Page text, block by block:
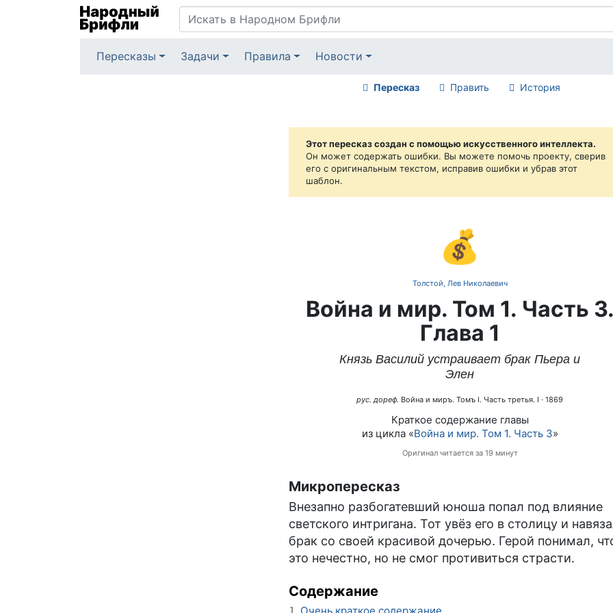
Пересказы Задачи Правила Новости
Пересказ Править История
Этот пересказ создан с помощью искусственного интеллекта.
Он может содержать ошибки. Вы можете помочь проекту, сверив
его с оригинальным текстом, исправив ошибки и убрав этот
шаблон.
💰
Толстой, Лев Николаевич
Война и мир. Том 1. Часть 3.
Глава 1
Князь Василий устраивает брак Пьера и
Элен
рус. дореф. Война и миръ. Томъ I. Часть третья. I · 1869
Краткое содержание главы
из цикла «Война и мир. Том 1. Часть 3»
Оригинал читается за 19 минут
Микропересказ
Внезапно разбогатевший юноша попал под влияние
светского интригана. Тот увёз его в столицу и
брак со своей красивой дочерью. Герой понимал,
это нечестно, но не смог противиться страсти.
Содержание